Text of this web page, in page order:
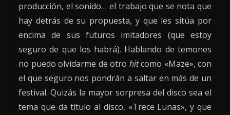
producción, el sonido… el trabajo que se nota que
hay detrás de su propuesta, y que les sitúa por
encima de sus futuros imitadores (que estoy
seguro de que los habrá). Hablando de temones
no puedo olvidarme de otro hitcomo «Maze», con
el que seguro nos pondrán a saltar en más de un
festival. Quizás la mayor sorpresa del disco sea el
tema que da título al disco, «Trece Lunas», y que